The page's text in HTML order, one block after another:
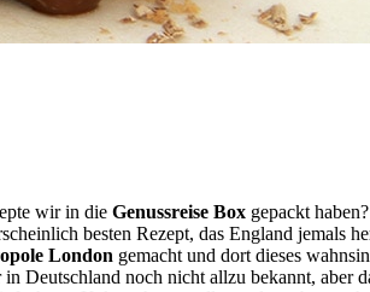
wir in die Genussreise Box gepackt
besten Rezept, das England jemals
London gemacht und dort dieses
in Deutschland noch nicht allzu bekannt, aber